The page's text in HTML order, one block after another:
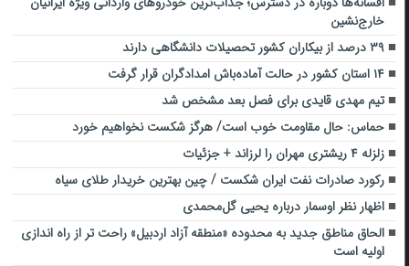
خارج‌نشین
۳۹ درصد از بیکاران کشور تحصیلات دانشگاهی دارند
۱۴ استان کشور در حالت آماده‌باش امدادگران قرار گرفت
تیم مهدی قایدی برای فصل بعد مشخص شد
حماس: حال مقاومت خوب است/ هرگز شکست نخواهیم خورد
زلزله ۴ ریشتری مهران را لرزاند + جزئیات
رکورد صادرات نفت ایران شکست / چین بهترین خریدار طلای سیاه
اظهار نظر اوسمار درباره یحیی گل‌محمدی
الحاق مناطق جدید به محدوده «منطقه آزاد اردبیل» راحت تر از راه اندازی
اولیه است